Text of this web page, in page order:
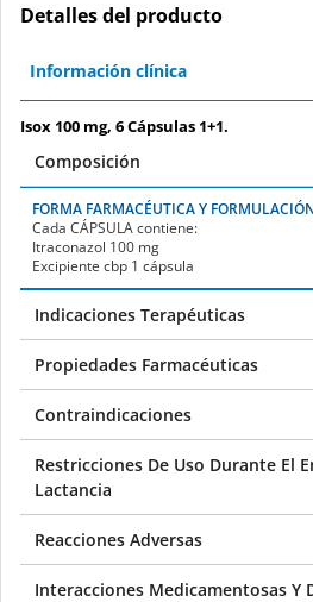
Detalles del producto
Información clínica
Isox 100 mg, 6 Cápsulas 1+1.
Composición
FORMA FARMACÉUTICA Y
Cada CÁPSULAcontiene:
Itraconazol 100 mg
Excipiente cbp 1 cápsula
Indicaciones Terapéuticas
Propiedades Farmacéuticas
Contraindicaciones
Restricciones De Uso Durante El
Lactancia
Reacciones Adversas
Interacciones Medicamentosas Y